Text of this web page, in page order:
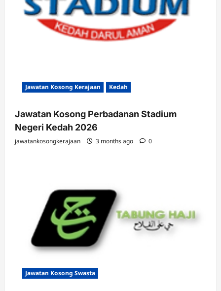
Jawatan Kosong Kerajaan Kedah
Jawatan Kosong Perbadanan Stadium
Negeri Kedah 2026
jawatankosongkerajaan 3 months ago 0
Jawatan Kosong Swasta